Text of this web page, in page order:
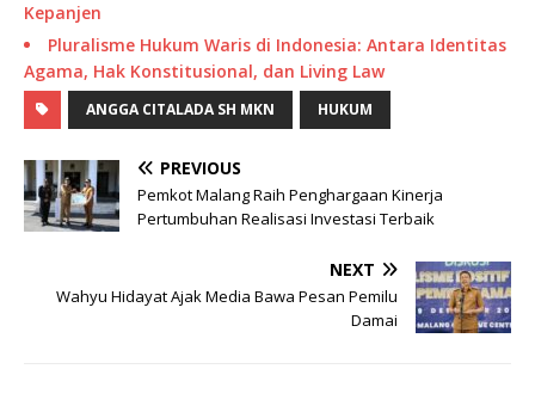
Kepanjen
Pluralisme Hukum Waris di Indonesia: Antara Identitas
Agama, Hak Konstitusional, dan Living Law
ANGGA CITALADA SH MKN HUKUM
PREVIOUS
Pemkot Malang Raih Penghargaan Kinerja
Pertumbuhan Realisasi Investasi Terbaik
NEXT
Wahyu Hidayat Ajak Media Bawa Pesan Pemilu
Damai